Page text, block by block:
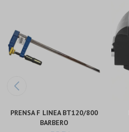
PRENSA F LINEA BT120/800
BARBERO